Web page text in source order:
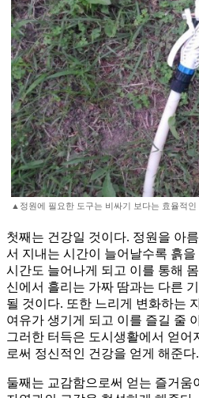
▲정원에 필요한 도구는 비싸기 보다는 효율적인
첫째는 건강일 것이다. 정원을 아
서 지내는 시간이 늘어날수록 흙
시간도 늘어나게 되고 이를 통해
신에서 흘리는 가짜 땀과는 다른
될 것이다. 또한 느리게 변화하는
여유가 생기게 되고 이를 즐길 줄
그러한 터득은 도시생활에서 얻어
로써 정신적인 건강을 얻게 해준다.
둘째는 교감함으로써 얻는 즐거움